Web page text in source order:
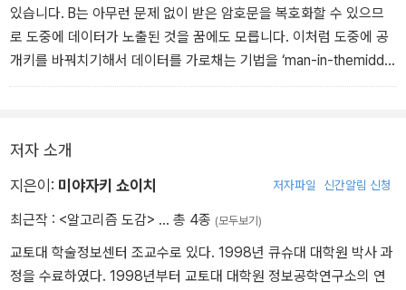
있습니다. B는 아무런 문제 없이 받은 암호문을 복호화할 수 있으므
로 도중에 데이터가 노출된 것을 꿈에도 모릅니다. 이처럼 도중에 공
개키를 바꿔치기해서 데이터를 가로채는 기법을 ‘man-in-themiddle
공격’이라고 합니다.
저자 소개
지은이: 미야자키 쇼이치 저자파일 신간알림 신청
최근작 : <알고리즘 도감> … 총 4종 (모두보기)
교토대 학술정보센터 조교수로 있다. 1998년 큐슈대 대학원 박사 과
정을 수료하였다. 1998년부터 교토대 대학원 정보공학연구소의 연